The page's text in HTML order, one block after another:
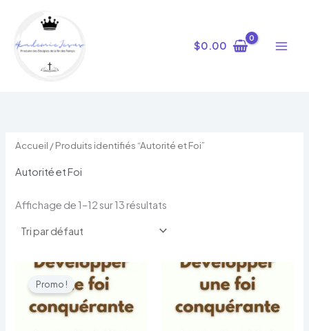
contenu
$0.00
Accueil / Produits identifiés “Autorité et Foi”
Autorité et Foi
Affichage de 1–12 sur 13 résultats
Promo !
Le
initial
était :
$4.38.
Le
prix
actuel
est :
$0.00.